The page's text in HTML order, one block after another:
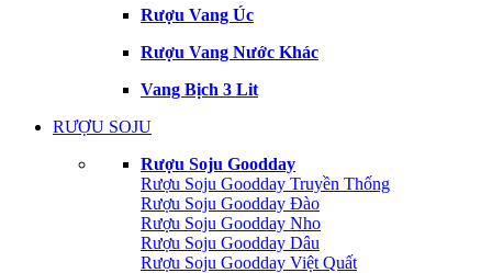
Rượu Vang Úc
Rượu Vang Nước Khác
Vang Bịch 3 Lit
RƯỢU SOJU
Rượu Soju Goodday
Rượu Soju Goodday Truyền Thống
Rượu Soju Goodday Đào
Rượu Soju Goodday Nho
Rượu Soju Goodday Dâu
Rượu Soju Goodday Việt Quất